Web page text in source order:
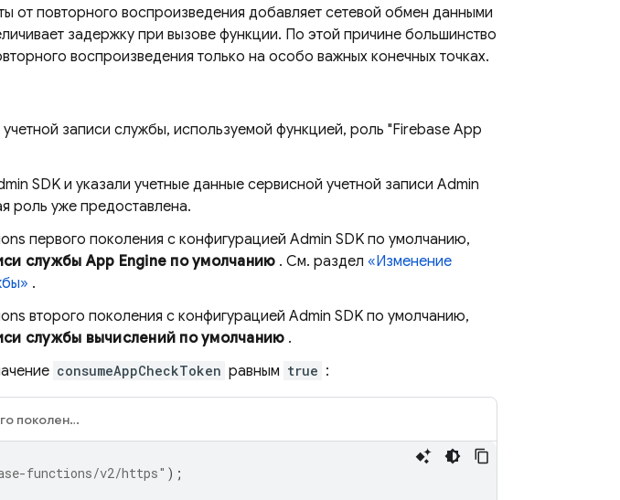
от повторного воспроизведения добавляет сетевой обмен данными
задержку при вызове функции. По этой причине большинство
воспроизведения только на особо важных конечных точках.
учетной записи службы, используемой функцией, роль "Firebase App
SDK и указали учетные данные сервисной учетной записи Admin
роль уже предоставлена.
первого поколения с конфигурацией Admin SDK по умолчанию,
службы App Engine по умолчанию . См. раздел«Изменение
.
второго поколения с конфигурацией Admin SDK по умолчанию,
службы вычислений по умолчанию .
consumeAppCheckToken равным true :
Node.js (1-го поколения)
functions/v2/https" );